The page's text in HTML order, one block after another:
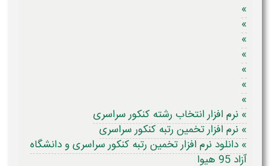
»
»
»
»
»
»
»
» نرم افزار انتخاب رشته کنکور سراسری
» نرم افزار تخمین رتبه کنکور سراسری
» دانلود نرم افزار تخمین رتبه کنکور سراسری و دانشگاه
آزاد 95 هیوا